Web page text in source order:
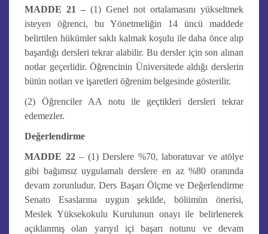
MADDE 21 – (1) Genel not ortalamasını yükseltmek
isteyen öğrenci, bu Yönetmeliğin 14 üncü maddede
belirtilen hükümler saklı kalmak koşulu ile daha önce alıp
başardığı dersleri tekrar alabilir. Bu dersler için son alınan
notlar geçerlidir. Öğrencinin Üniversitede aldığı derslerin
bütün notları ve işaretleri öğrenim belgesinde gösterilir.
(2) Öğrenciler AA notu ile geçtikleri dersleri tekrar
edemezler.
Değerlendirme
MADDE 22 – (1) Derslere %70, laboratuvar ve atölye
gibi bağımsız uygulamalı derslere en az %80 oranında
devam zorunludur. Ders Başarı Ölçme ve Değerlendirme
Senato Esaslarına uygun şekilde, bölümün önerisi,
Meslek Yüksekokulu Kurulunun onayı ile belirlenerek
açıklanmış olan yarıyıl içi başarı notunu ve devam